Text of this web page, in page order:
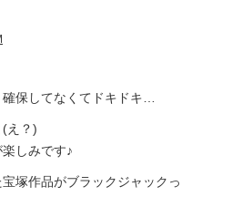
確保してなくてドキドキ…
え？)
しみです♪
塚作品がブラックジャックっ